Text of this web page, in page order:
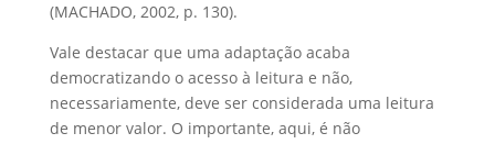
(MACHADO, 2002, p. 130).
Vale destacar que uma adaptação acaba
democratizando o acesso à leitura e não,
necessariamente, deve ser considerada uma leitura
de menor valor. O importante, aqui, é não